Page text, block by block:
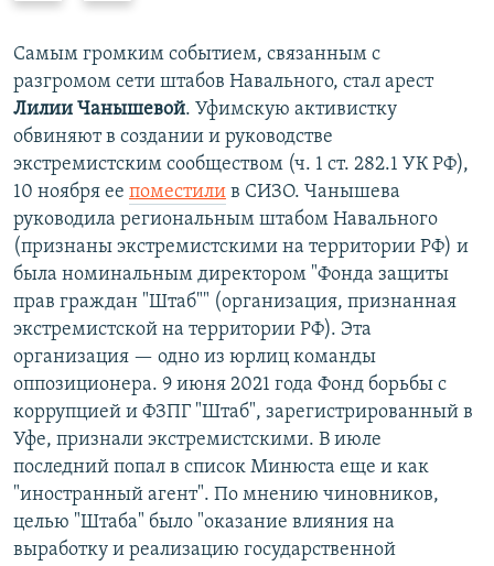
а
д
р
е
д
Самым громким событием, связанным с
разгромом сети штабов Навального, стал арест
Лилии Чанышевой. Уфимскую активистку
обвиняют в создании и руководстве
экстремистским сообществом (ч. 1 ст. 282.1 УК РФ),
10 ноября ее поместили в СИЗО. Чанышева
руководила региональным штабом Навального
(признаны экстремистскими на территории РФ) и
была номинальным директором "Фонда защиты
прав граждан "Штаб"" (организация, признанная
экстремистской на территории РФ). Эта
организация — одно из юрлиц команды
оппозиционера. 9 июня 2021 года Фонд борьбы с
коррупцией и ФЗПГ "Штаб", зарегистрированный в
Уфе, признали экстремистскими. В июле
последний попал в список Минюста еще и как
"иностранный агент". По мнению чиновников,
целью "Штаба" было "оказание влияния на
выработку и реализацию государственной